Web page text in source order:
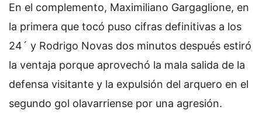
En el complemento, Maximiliano Gargaglione, en
la primera que tocó puso cifras definitivas a los
24´ y Rodrigo Novas dos minutos después estiró
la ventaja porque aprovechó la mala salida de la
defensa visitante y la expulsión del arquero en el
segundo gol olavarriense por una agresión.